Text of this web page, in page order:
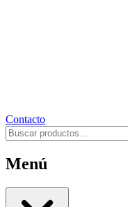
Contacto
Menú